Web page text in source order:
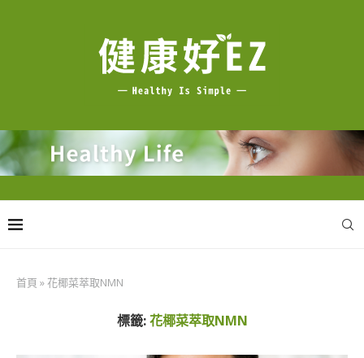
首頁 » 花椰菜萃取NMN
標籤:花椰菜萃取NMN